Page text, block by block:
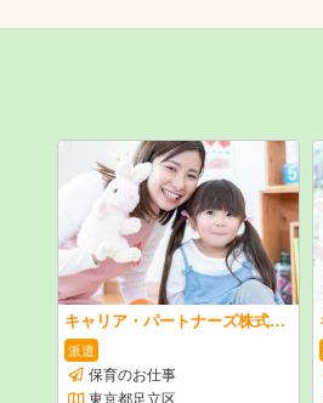
キャリア・パートナーズ株式会社
派遣
保育のお仕事
東京都足立区